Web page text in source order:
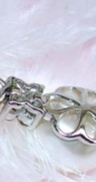
für
des
wie die Frau,
Sie daher bei